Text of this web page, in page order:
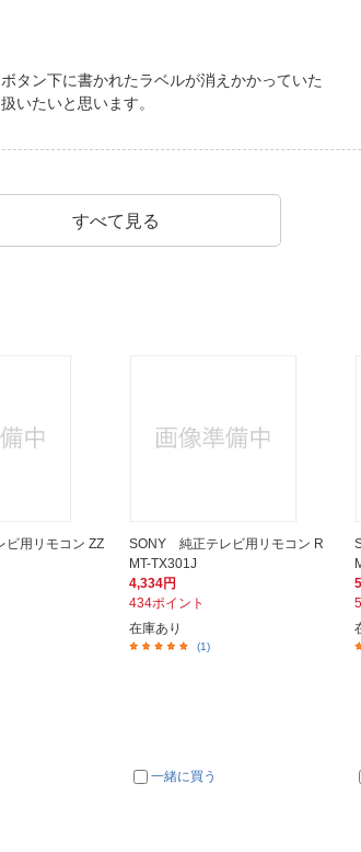
タン下に書かれたラベルが消えかかっていた
いたいと思います。
すべて見る
用リモコン ZZ
SONY 純正テレビ用リモコン R
MT-TX301J
4,334円
434ポイント
在庫あり
(1)
一緒に買う